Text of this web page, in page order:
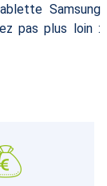
Samsung
pas plus loin :